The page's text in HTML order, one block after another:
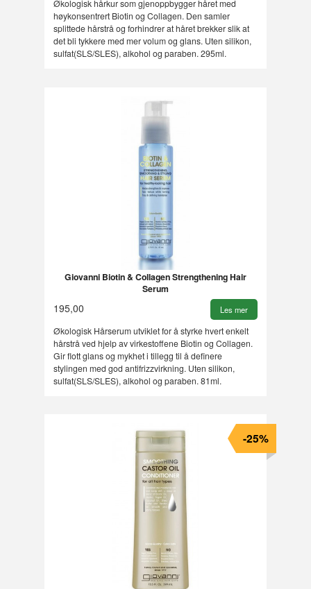
Økologisk hårkur som gjenoppbygger håret med
høykonsentrert Biotin og Collagen. Den samler
splittede hårstrå og forhindrer at håret brekker slik at
det bli tykkere med mer volum og glans. Uten silikon,
sulfat(SLS/SLES), alkohol og paraben. 295ml.
Giovanni Biotin & Collagen Strengthening Hair
Serum
195,00 Les mer
Økologisk Hårserum utviklet for å styrke hvert enkelt
hårstrå ved hjelp av virkestoffene Biotin og Collagen.
Gir flott glans og mykhet i tillegg til å definere
stylingen med god antifrizzvirkning. Uten silikon,
sulfat(SLS/SLES), alkohol og paraben. 81ml.
-25%